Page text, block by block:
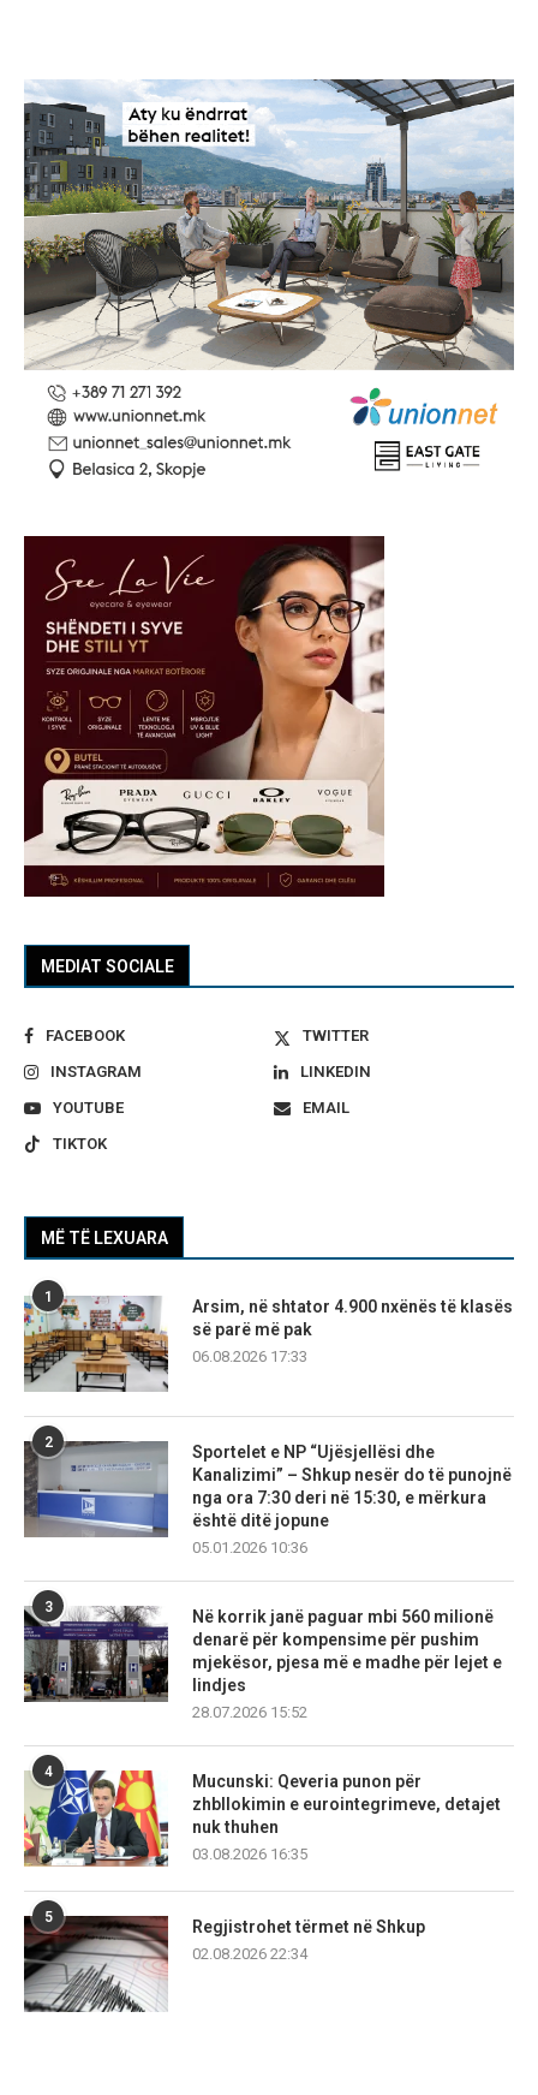
MEDIAT SOCIALE
FACEBOOK
TWITTER
INSTAGRAM
LINKEDIN
YOUTUBE
EMAIL
TIKTOK
MË TË LEXUARA
1
Arsim, në shtator 4.900 nxënës të klasës
së parë më pak
06.08.2026 17:33
2
Sportelet e NP “Ujësjellësi dhe
Kanalizimi” – Shkup nesër do të punojnë
nga ora 7:30 deri në 15:30, e mërkura
është ditë jopune
05.01.2026 10:36
3
Në korrik janë paguar mbi 560 milionë
denarë për kompensime për pushim
mjekësor, pjesa më e madhe për lejet e
lindjes
28.07.2026 15:52
4
Mucunski: Qeveria punon për
zhbllokimin e eurointegrimeve, detajet
nuk thuhen
03.08.2026 16:35
5
Regjistrohet tërmet në Shkup
02.08.2026 22:34